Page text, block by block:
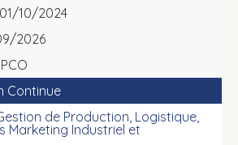
01/10/2024
2026
Continue
de Production, Logistique,
Marketing Industriel et